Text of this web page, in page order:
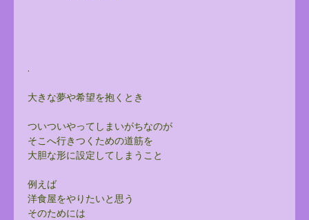
.
大きな夢や希望を抱くとき
ついついやってしまいがちなのが
そこへ行きつくための道筋を
大胆な形に設定してしまうこと
例えば
洋食屋をやりたいと思う
そのためには